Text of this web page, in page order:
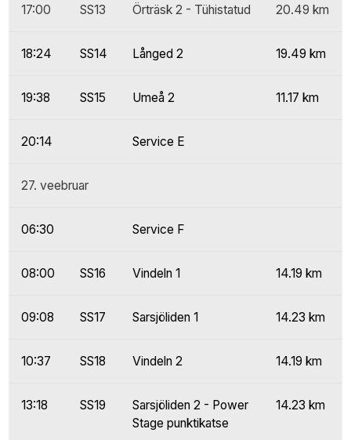
17:00 SS13 Örträsk 2 - Tühistatud 20.49 km
18:24 SS14 Långed 2 19.49 km
19:38 SS15 Umeå 2 11.17 km
20:14 Service E
27. veebruar
06:30 Service F
08:00 SS16 Vindeln 1 14.19 km
09:08 SS17 Sarsjöliden 1 14.23 km
10:37 SS18 Vindeln 2 14.19 km
13:18 SS19
Sarsjöliden 2 - Power
Stage punktikatse
14.23 km